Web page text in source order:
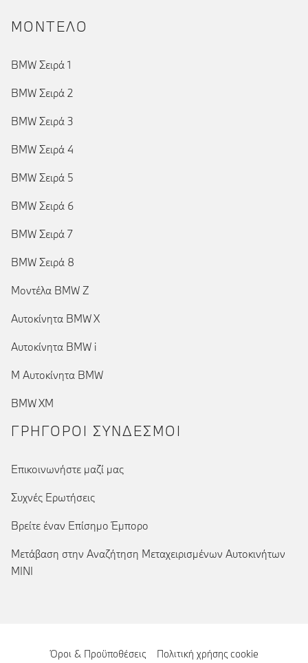
ΜΟΝΤΕΛΟ
BMW Σειρά 1
BMW Σειρά 2
BMW Σειρά 3
BMW Σειρά 4
BMW Σειρά 5
BMW Σειρά 6
BMW Σειρά 7
BMW Σειρά 8
Μοντέλα BMW Z
Αυτοκίνητα BMW X
Αυτοκίνητα BMW i
Μ Αυτοκίνητα BMW
BMW XM
ΓΡΉΓΟΡΟΙ ΣΎΝΔΕΣΜΟΙ
Επικοινωνήστε μαζί μας
Συχνές Ερωτήσεις
Βρείτε έναν Επίσημο Έμπορο
Μετάβαση στην Αναζήτηση Μεταχειρισμένων Αυτοκινήτων
MINI
Όροι & Προϋποθέσεις Πολιτική χρήσης cookie